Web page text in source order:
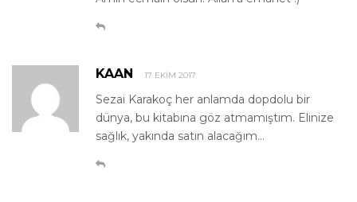
KAAN 17 EKIM 2017
Sezai Karakoç her anlamda dopdolu bir
dünya, bu kitabına göz atmamıştım. Elinize
sağlık, yakında satın alacağım...